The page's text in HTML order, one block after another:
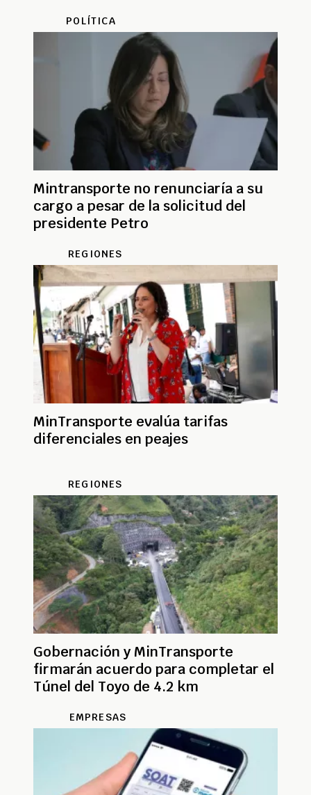
POLÍTICA
Mintransporte no renunciaría a su
cargo a pesar de la solicitud del
presidente Petro
REGIONES
MinTransporte evalúa tarifas
diferenciales en peajes
REGIONES
Gobernación y MinTransporte
firmarán acuerdo para completar el
Túnel del Toyo de 4.2 km
EMPRESAS